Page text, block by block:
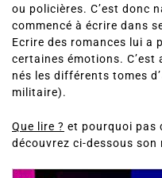
ou policières. C’est donc
commencé à écrire dans
Ecrire des romances lui a
certaines émotions. C’est
nés les différents tomes d’
militaire).
Que lire ? et pourquoi pas
découvrez ci-dessous son